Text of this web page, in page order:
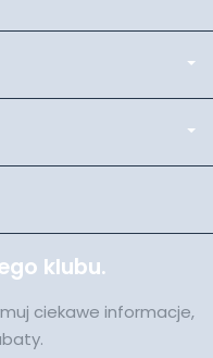
klubu.
ciekawe informacje,